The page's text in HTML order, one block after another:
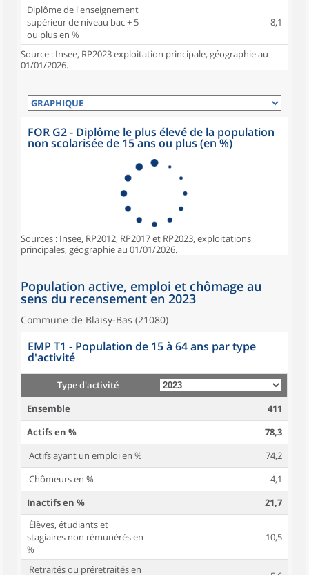
Diplôme de l'enseignement
supérieur de niveau bac + 5
ou plus en %
8,1
Source : Insee, RP2023 exploitation principale, géographie au
01/01/2026.
FOR G2 - Diplôme le plus élevé de la population
non scolarisée de 15 ans ou plus (en %)
Sources : Insee, RP2012, RP2017 et RP2023, exploitations
principales, géographie au 01/01/2026.
Population active, emploi et chômage au
sens du recensement en 2023
Commune de Blaisy-Bas (21080)
EMP T1 - Population de 15 à 64 ans par type
d'activité
Type d'activité
Ensemble
411
Actifs en %
78,3
Actifs ayant un emploi en %
74,2
Chômeurs en %
4,1
Inactifs en %
21,7
Élèves, étudiants et
stagiaires non rémunérés en
%
10,5
Retraités ou préretraités en